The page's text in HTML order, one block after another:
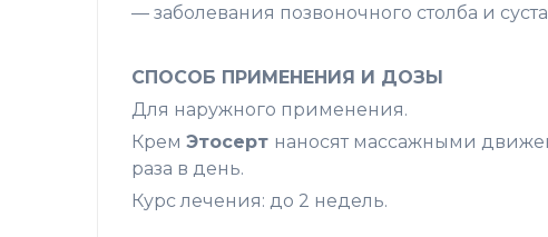
— заболевания позвоночного столба и
СПОСОБ ПРИМЕНЕНИЯ И ДОЗЫ
Для наружного применения.
Крем Этосерт наносят массажными
раза в день.
Курс лечения: до 2 недель.